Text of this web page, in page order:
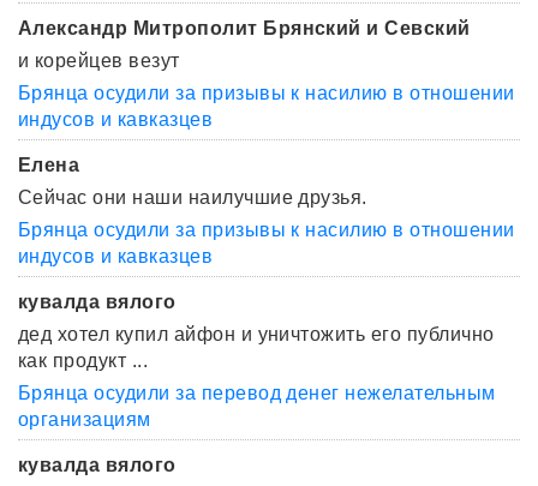
Александр Митрополит Брянский и Севский
и корейцев везут
Брянца осудили за призывы к насилию в отношении
индусов и кавказцев
Елена
Сейчас они наши наилучшие друзья.
Брянца осудили за призывы к насилию в отношении
индусов и кавказцев
кувалда вялого
дед хотел купил айфон и уничтожить его публично
как продукт ...
Брянца осудили за перевод денег нежелательным
организациям
кувалда вялого